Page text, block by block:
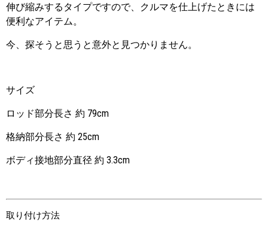
伸び縮みするタイプですので、クルマを仕上げたときには
便利なアイテム。
今、探そうと思うと意外と見つかりません。
サイズ
ロッド部分長さ 約 79cm
格納部分長さ 約 25cm
ボディ接地部分直径 約 3.3cm
取り付け方法